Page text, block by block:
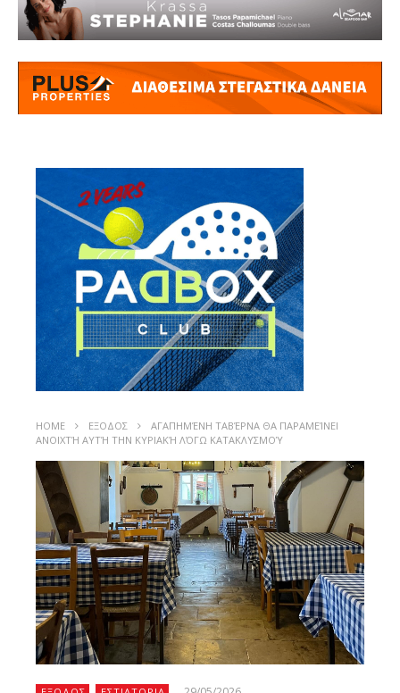
HOME ΕΞΟΔΟΣ
ΑΓΑΠΗΜΈΝΗ ΤΑΒΈΡΝΑ ΘΑ ΠΑΡΑΜΕΊΝΕΙ
ΑΝΟΙΧΤΉ ΑΥΤΉ ΤΗΝ ΚΥΡΙΑΚΉ ΛΌΓΩ ΚΑΤΑΚΛΥΣΜΟΎ